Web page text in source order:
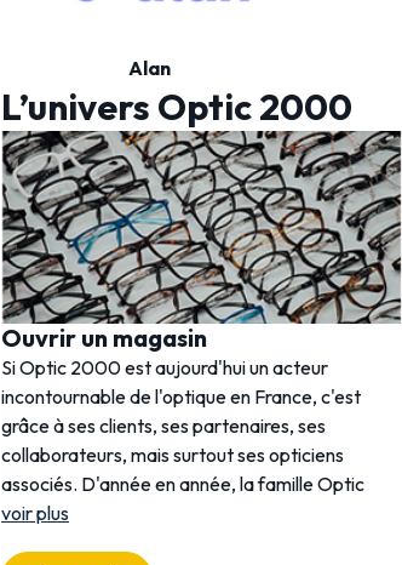
Alan
L’univers Optic 2000
Ouvrir un magasin
Si Optic 2000 est aujourd'hui un acteur
incontournable de l'optique en France, c'est
grâce à ses clients, ses partenaires, ses
collaborateurs, mais surtout ses opticiens
associés. D'année en année, la famille Optic
voir plus